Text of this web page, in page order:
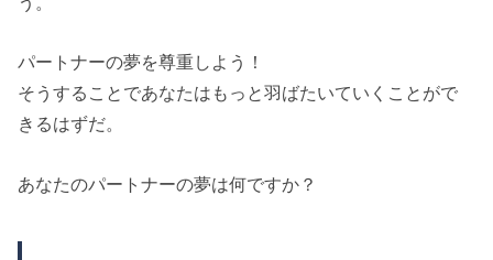
パートナーの夢を尊重しよう！
そうすることであなたはもっと羽ばたいていくことがで
きるはずだ。
あなたのパートナーの夢は何ですか？